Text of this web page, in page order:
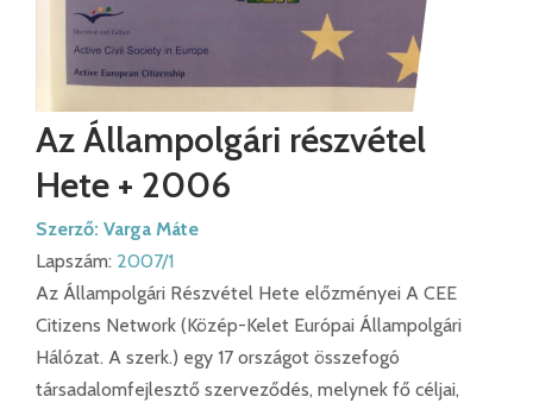
Az Állampolgári részvétel
Hete + 2006
Szerző: Varga Máte
Lapszám: 2007/1
Az Állampolgári Részvétel Hete előzményei A CEE
Citizens Network (Közép-Kelet Európai Állampolgári
Hálózat. A szerk.) egy 17 országot összefogó
társadalomfejlesztő szerveződés, melynek fő céljai,